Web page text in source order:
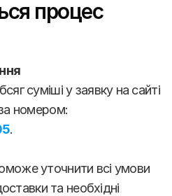
процес
суміші у заявку на сайті
номером:
.
уточнити всі умови
та необхідні